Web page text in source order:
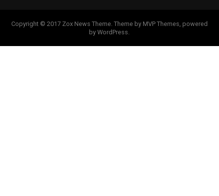
Copyright © 2017 Zox News Theme. Theme by MVP Themes, powered
by WordPress.